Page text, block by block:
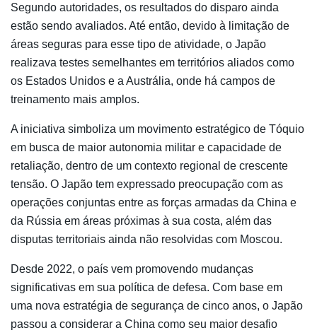
Segundo autoridades, os resultados do disparo ainda
estão sendo avaliados. Até então, devido à limitação de
áreas seguras para esse tipo de atividade, o Japão
realizava testes semelhantes em territórios aliados como
os Estados Unidos e a Austrália, onde há campos de
treinamento mais amplos.
A iniciativa simboliza um movimento estratégico de Tóquio
em busca de maior autonomia militar e capacidade de
retaliação, dentro de um contexto regional de crescente
tensão. O Japão tem expressado preocupação com as
operações conjuntas entre as forças armadas da China e
da Rússia em áreas próximas à sua costa, além das
disputas territoriais ainda não resolvidas com Moscou.
Desde 2022, o país vem promovendo mudanças
significativas em sua política de defesa. Com base em
uma nova estratégia de segurança de cinco anos, o Japão
passou a considerar a China como seu maior desafio